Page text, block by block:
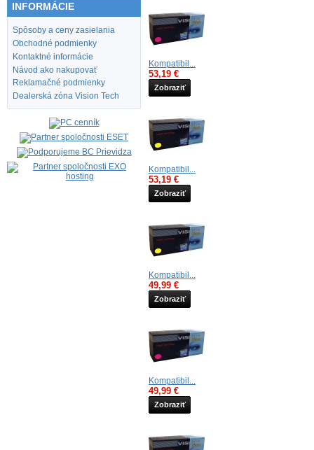
INFORMÁCIE
Spôsoby a ceny zasielania
Obchodné podmienky
Kontaktné informácie
Návod ako nakupovať
Reklamačné podmienky
Dealerská zóna Vision Tech
Kompatibil...
53,19 €
Zobraziť
Kompatibil...
53,19 €
Zobraziť
Kompatibil...
49,99 €
Zobraziť
Kompatibil...
49,99 €
Zobraziť